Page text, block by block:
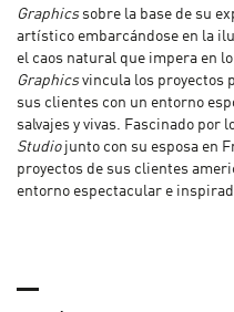
Graphicssobre la base de su
artístico embarcándose en la
el caos natural que impera en
Graphicsvincula los proyectos
sus clientes con un entorno
salvajes y vivas. Fascinado por
Studiojunto con su esposa en
proyectos de sus clientes
entorno espectacular e